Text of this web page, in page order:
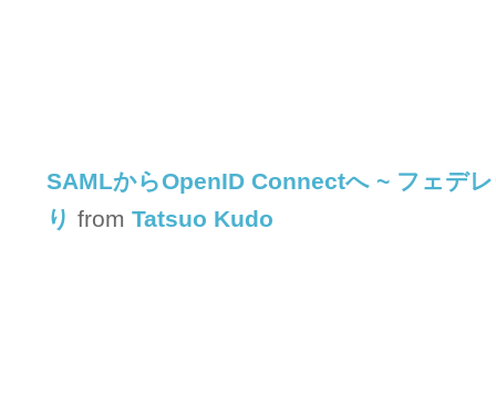
SAMLからOpenID Connectへ ~ フェデ
り from Tatsuo Kudo